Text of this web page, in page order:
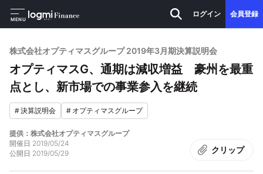
MENU
ログイン 会員登録
株式会社オプティマスグループ 2019年3月期決算説明会
オプティマスG、通期は減収増益 豪州を最重
点とし、新市場での事業参入を継続
#決算説明会 # オプティマスグループ
提供：株式会社オプティマスグループ
開催日 2019/05/24
公開日 2019/05/29 クリップ